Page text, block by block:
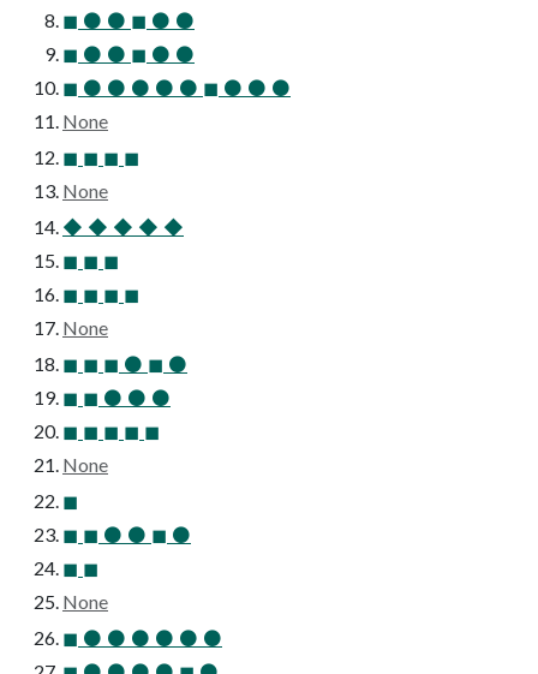
◼ ⚫ ⚫ ◼ ⚫ ⚫
◼ ⚫ ⚫ ◼ ⚫ ⚫
◼ ⚫ ⚫ ⚫ ⚫ ⚫ ◼ ⚫ ⚫ ⚫
None
◼ ◼ ◼ ◼
None
◆ ◆ ◆ ◆ ◆
◼ ◼ ◼
◼ ◼ ◼ ◼
None
◼ ◼ ◼ ⚫ ◼ ⚫
◼ ◼ ⚫ ⚫ ⚫
◼ ◼ ◼ ◼ ◼
None
◼
◼ ◼ ⚫ ⚫ ◼ ⚫
◼ ◼
None
◼ ⚫ ⚫ ⚫ ⚫ ⚫ ⚫